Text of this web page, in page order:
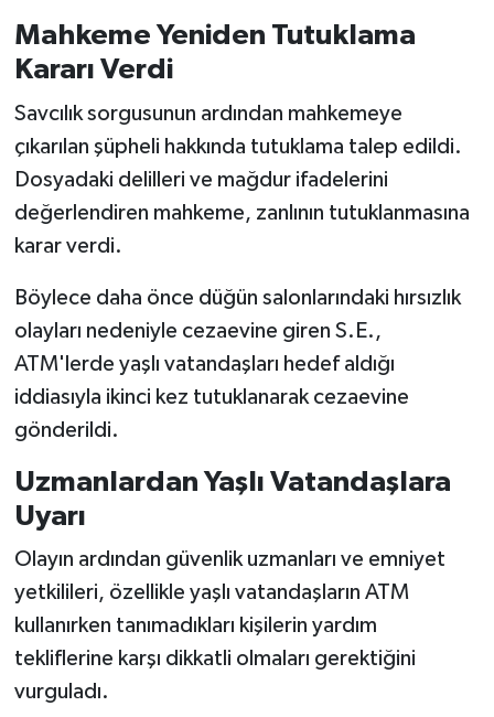
Mahkeme Yeniden Tutuklama
Kararı Verdi
Savcılık sorgusunun ardından mahkemeye
çıkarılan şüpheli hakkında tutuklama talep edildi.
Dosyadaki delilleri ve mağdur ifadelerini
değerlendiren mahkeme, zanlının tutuklanmasına
karar verdi.
Böylece daha önce düğün salonlarındaki hırsızlık
olayları nedeniyle cezaevine giren S.E.,
ATM'lerde yaşlı vatandaşları hedef aldığı
iddiasıyla ikinci kez tutuklanarak cezaevine
gönderildi.
Uzmanlardan Yaşlı Vatandaşlara
Uyarı
Olayın ardından güvenlik uzmanları ve emniyet
yetkilileri, özellikle yaşlı vatandaşların ATM
kullanırken tanımadıkları kişilerin yardım
tekliflerine karşı dikkatli olmaları gerektiğini
vurguladı.